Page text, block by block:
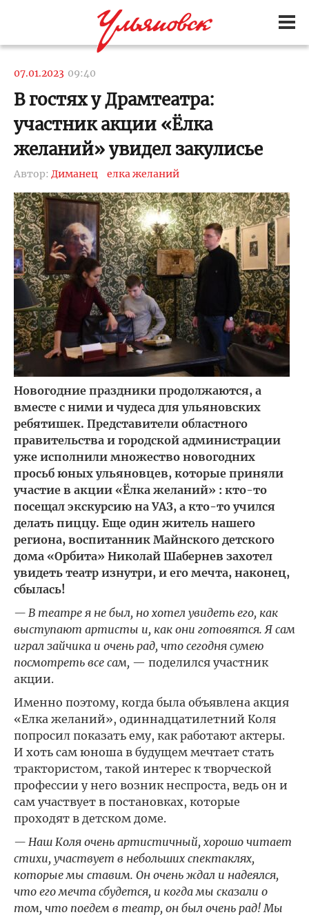
07.01.2023 09:40
В гостях у Драмтеатра:
участник акции «Ёлка
желаний» увидел закулисье
Автор: Диманец елка желаний
Новогодние праздники продолжаются, а
вместе с ними и чудеса для ульяновских
ребятишек. Представители областного
правительства и городской администрации
уже исполнили множество новогодних
просьб юных ульяновцев, которые приняли
участие в акции «Ёлка желаний» : кто-то
посещал экскурсию на УАЗ, а кто-то учился
делать пиццу. Еще один житель нашего
региона, воспитанник Майнского детского
дома «Орбита» Николай Шабернев захотел
увидеть театр изнутри, и его мечта, наконец,
сбылась!
— В театре я не был, но хотел увидеть его, как
выступают артисты и, как они готовятся. Я сам
играл зайчика и очень рад, что сегодня сумею
посмотреть все сам, — поделился участник
акции.
Именно поэтому, когда была объявлена акция
«Елка желаний», одиннадцатилетний Коля
попросил показать ему, как работают актеры.
И хоть сам юноша в будущем мечтает стать
трактористом, такой интерес к творческой
профессии у него возник неспроста, ведь он и
сам участвует в постановках, которые
проходят в детском доме.
— Наш Коля очень артистичный, хорошо читает
стихи, участвует в небольших спектаклях,
которые мы ставим. Он очень ждал и надеялся,
что его мечта сбудется, и когда мы сказали о
том, что поедем в театр, он был очень рад! Мы